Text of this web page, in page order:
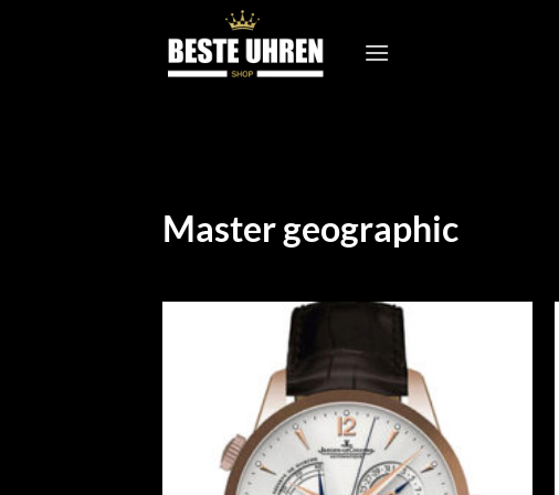
Master geographic